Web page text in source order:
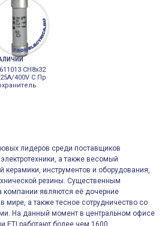
CH8x32
400V C Пр
лидеров среди поставщиков
а также весомый
керамики, инструментов и оборудования,
резины. Существенным
компании являются её дочерние
мире, а также тесное сотрудничество со
На данный момент в центральном офисе
ETI работают более чем 1600